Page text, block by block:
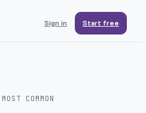
Sign in Start free
MOST COMMON